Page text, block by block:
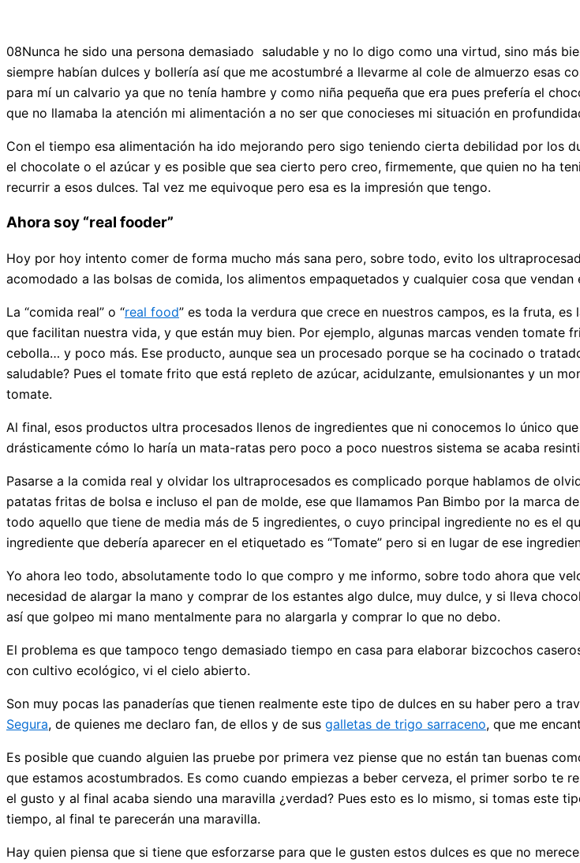
08Nunca he sido una persona demasiado saludable y no lo digo como una virtud, sino más
siempre habían dulces y bollería así que me acostumbré a llevarme al cole de almuerzo esas
para mí un calvario ya que no tenía hambre y como niña pequeña que era pues prefería el
que no llamaba la atención mi alimentación a no ser que conocieses mi situación en
Con el tiempo esa alimentación ha ido mejorando pero sigo teniendo cierta debilidad por los
el chocolate o el azúcar y es posible que sea cierto pero creo, firmemente, que quien no ha
recurrir a esos dulces. Tal vez me equivoque pero esa es la impresión que tengo.
Ahora soy “real fooder”
Hoy por hoy intento comer de forma mucho más sana pero, sobre todo, evito los
acomodado a las bolsas de comida, los alimentos empaquetados y cualquier cosa que
La “comida real” o “real food” es toda la verdura que crece en nuestros campos, es la fruta,
que facilitan nuestra vida, y que están muy bien. Por ejemplo, algunas marcas venden
cebolla… y poco más. Ese producto, aunque sea un procesado porque se ha cocinado o
saludable? Pues el tomate frito que está repleto de azúcar, acidulzante, emulsionantes y un
tomate.
Al final, esos productos ultra procesados llenos de ingredientes que ni conocemos lo único
drásticamente cómo lo haría un mata-ratas pero poco a poco nuestros sistema se acaba
Pasarse a la comida real y olvidar los ultraprocesados es complicado porque hablamos de
patatas fritas de bolsa e incluso el pan de molde, ese que llamamos Pan Bimbo por la marca
todo aquello que tiene de media más de 5 ingredientes, o cuyo principal ingrediente no es el
ingrediente que debería aparecer en el etiquetado es “Tomate” pero si en lugar de ese
Yo ahora leo todo, absolutamente todo lo que compro y me informo, sobre todo ahora que
necesidad de alargar la mano y comprar de los estantes algo dulce, muy dulce, y si lleva
así que golpeo mi mano mentalmente para no alargarla y comprar lo que no debo.
El problema es que tampoco tengo demasiado tiempo en casa para elaborar bizcochos
con cultivo ecológico, vi el cielo abierto.
Son muy pocas las panaderías que tienen realmente este tipo de dulces en su haber pero a
Segura, de quienes me declaro fan, de ellos y de sus galletas de trigo sarraceno, que me
Es posible que cuando alguien las pruebe por primera vez piense que no están tan buenas
que estamos acostumbrados. Es como cuando empiezas a beber cerveza, el primer sorbo te
el gusto y al final acaba siendo una maravilla ¿verdad? Pues esto es lo mismo, si tomas este
tiempo, al final te parecerán una maravilla.
Hay quien piensa que si tiene que esforzarse para que le gusten estos dulces es que no